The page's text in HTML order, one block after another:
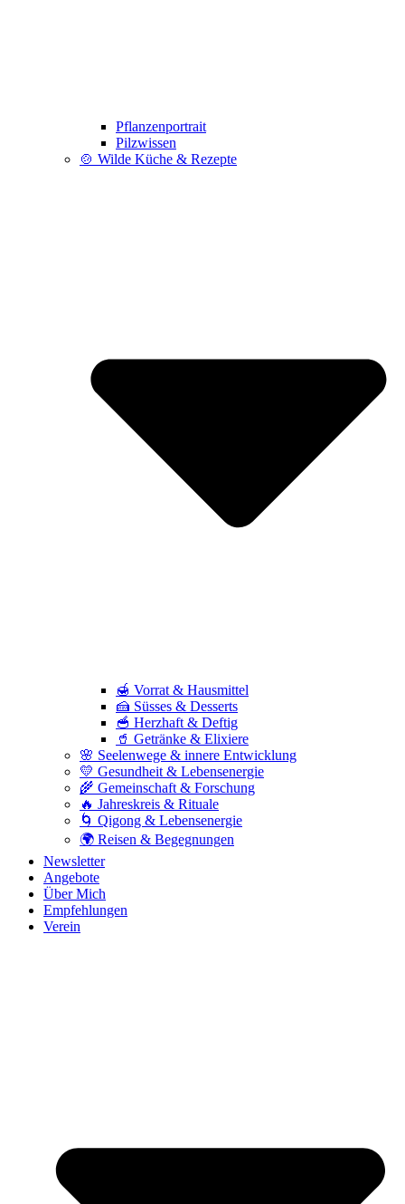
Pflanzenportrait
Pilzwissen
🍲 Wilde Küche & Rezepte
🍯 Vorrat & Hausmittel
🍰 Süsses & Desserts
🥣 Herzhaft & Deftig
🥤 Getränke & Elixiere
🌸 Seelenwege & innere Entwicklung
💛 Gesundheit & Lebensenergie
🌾 Gemeinschaft & Forschung
🔥 Jahreskreis & Rituale
🌀 Qigong & Lebensenergie
🌍 Reisen & Begegnungen
Newsletter
Angebote
Über Mich
Empfehlungen
Verein